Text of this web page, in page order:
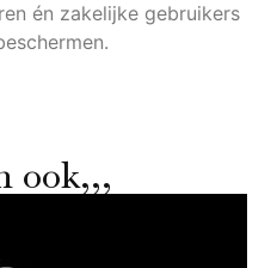
én zakelijke gebruikers
ook,,,